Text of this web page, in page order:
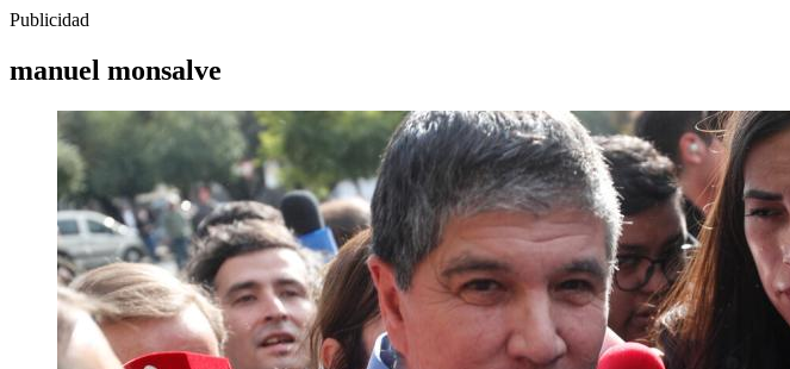
Publicidad
manuel monsalve